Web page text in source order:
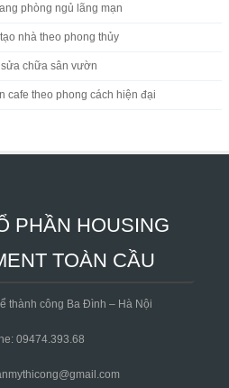
phòng ngủ lãng mạn
nhà theo phong thủy
chữa sân vườn
cafe theo phong cách hiện đại
PHẦN HOUSING
TOÀN CẦU
thành công Ba Đình – Hà Nội
09474.393.68